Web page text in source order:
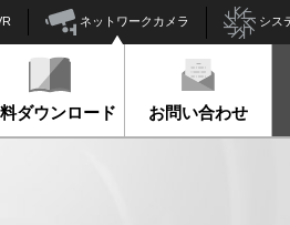
ネットワークカメラ シス
ダウンロード お問い合わせ